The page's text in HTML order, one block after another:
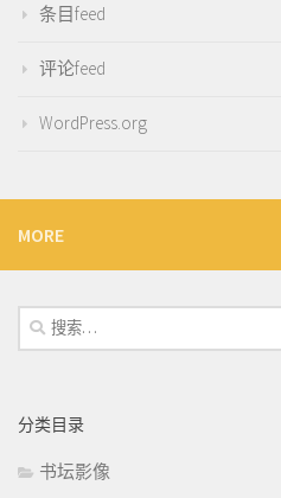
条目feed
评论feed
WordPress.org
MORE
搜
索：
分类目录
书坛影像